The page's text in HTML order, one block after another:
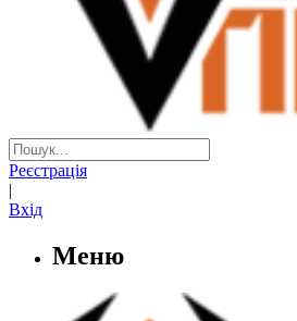
Реєстрація
|
Вхід
Меню